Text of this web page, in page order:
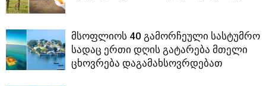
მსოფლიოს 40 გამორჩეული სასტუმრო,
სადაც ერთი დღის გატარება მთელი
ცხოვრება დაგამახსოვრდებათ